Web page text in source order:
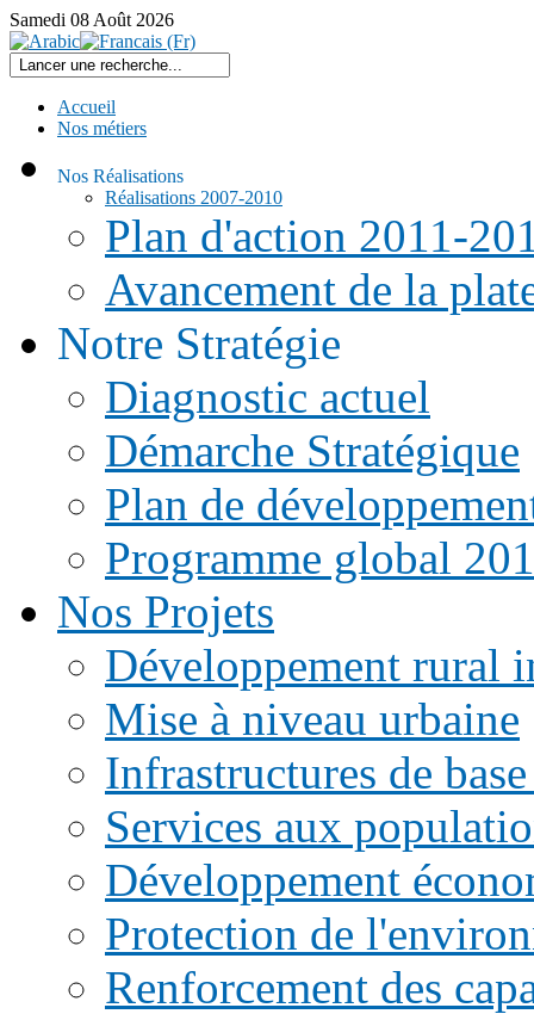
Samedi 08 Août 2026
Accueil
Nos métiers
Nos Réalisations
Réalisations 2007-2010
Plan d'action 2011-
Avancement de la
Notre Stratégie
Diagnostic actuel
Démarche Stratégique
Plan de
Programme global
Nos Projets
Développement rural
Mise à niveau urbaine
Infrastructures de
Services aux
Développement
Protection de
Renforcement des